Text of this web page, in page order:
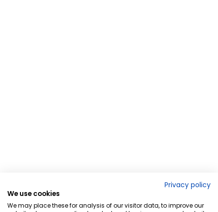
Privacy policy
We use cookies
We may place these for analysis of our visitor data, to improve our